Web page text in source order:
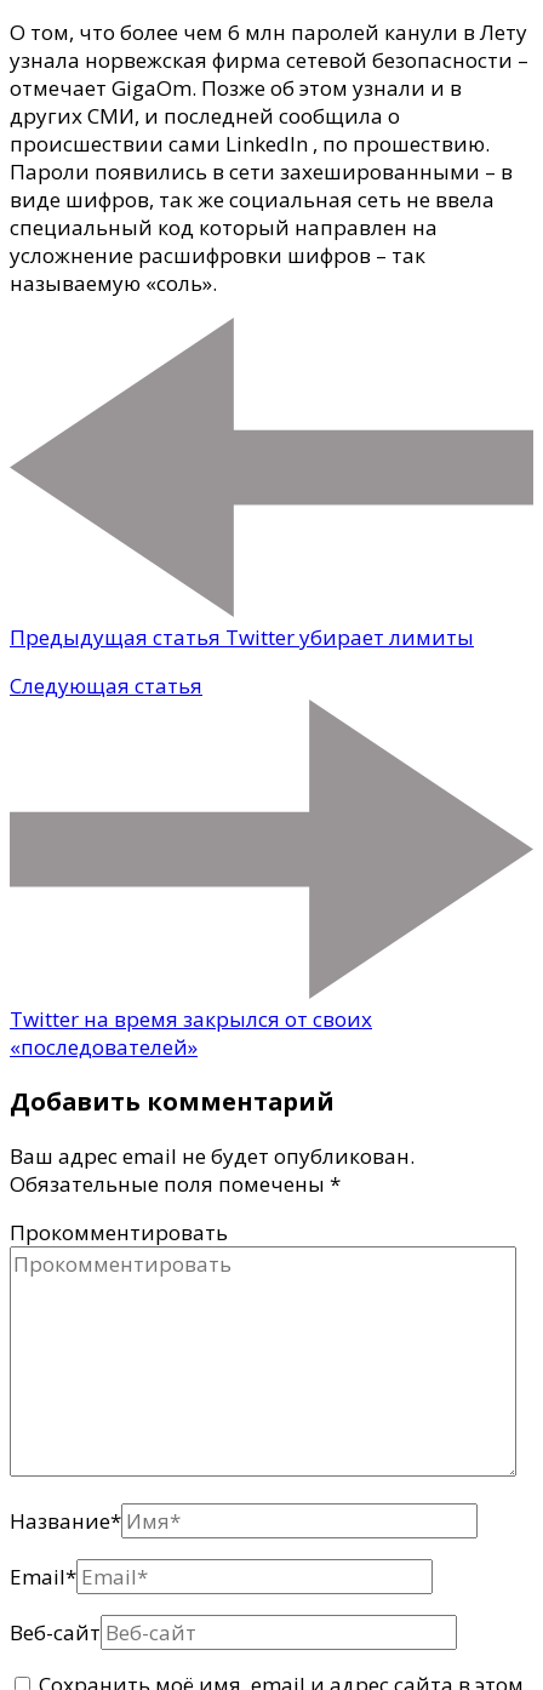
О том, что более чем 6 млн паролей канули в Лету
узнала норвежская фирма сетевой безопасности –
отмечает GigaOm. Позже об этом узнали и в
других СМИ, и последней сообщила о
происшествии сами LinkedIn , по прошествию.
Пароли появились в сети захешированными – в
виде шифров, так же социальная сеть не ввела
специальный код который направлен на
усложнение расшифровки шифров – так
называемую «соль».
Предыдущая статья Twitter убирает лимиты
Следующая статья
Twitter на время закрылся от своих
«последователей»
Добавить комментарий
Ваш адрес email не будет опубликован.
Обязательные поля помечены *
Прокомментировать
Название*
Email*
Веб-сайт
Сохранить моё имя, email и адрес сайта в этом